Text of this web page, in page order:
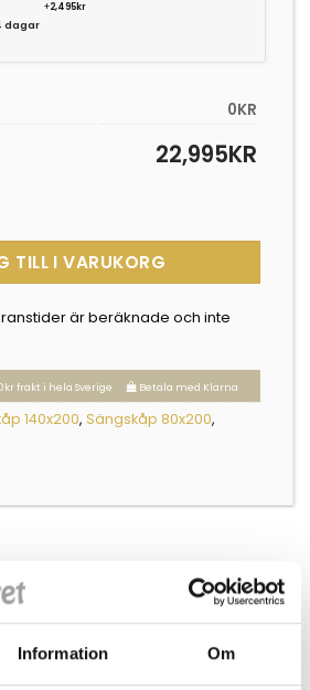
Information Om
dagar
+2,495kr
0KR
22,995KR
mängd
TILL I VARUKORG
är beräknade och inte
frakt i hela Sverige Betala med Klarna
140x200, Sängskåp 80x200,